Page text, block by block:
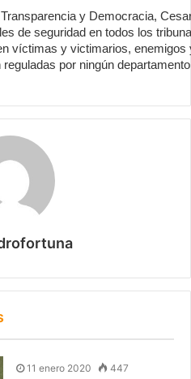
y Democracia,
de seguridad en todos los
víctimas y victimarios,
por ningún
11 enero 2020 447